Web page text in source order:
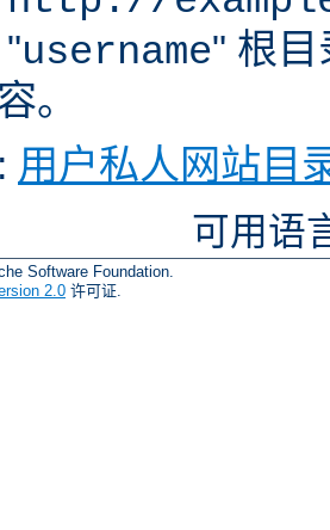
username" 根
。
用户私人网站目
可用语
Software Foundation.
2.0 许可证.